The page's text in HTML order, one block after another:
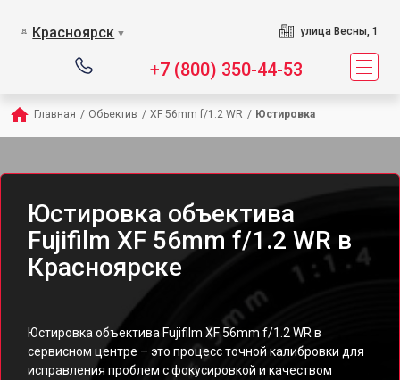
Красноярск ▼ улица Весны, 1
+7 (800) 350-44-53
Главная / Объектив / XF 56mm f/1.2 WR / Юстировка
Юстировка объектива
Fujifilm XF 56mm f/1.2 WR в
Красноярске
Юстировка объектива Fujifilm XF 56mm f/1.2 WR в
сервисном центре – это процесс точной калибровки для
исправления проблем с фокусировкой и качеством